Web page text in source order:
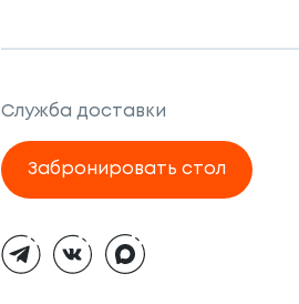
Служба доставки
Забронировать стол